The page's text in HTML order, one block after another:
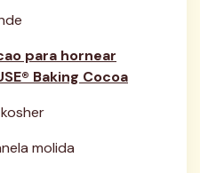
para hornear
Baking Cocoa
molida